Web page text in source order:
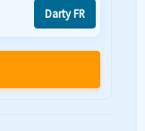
Darty FR